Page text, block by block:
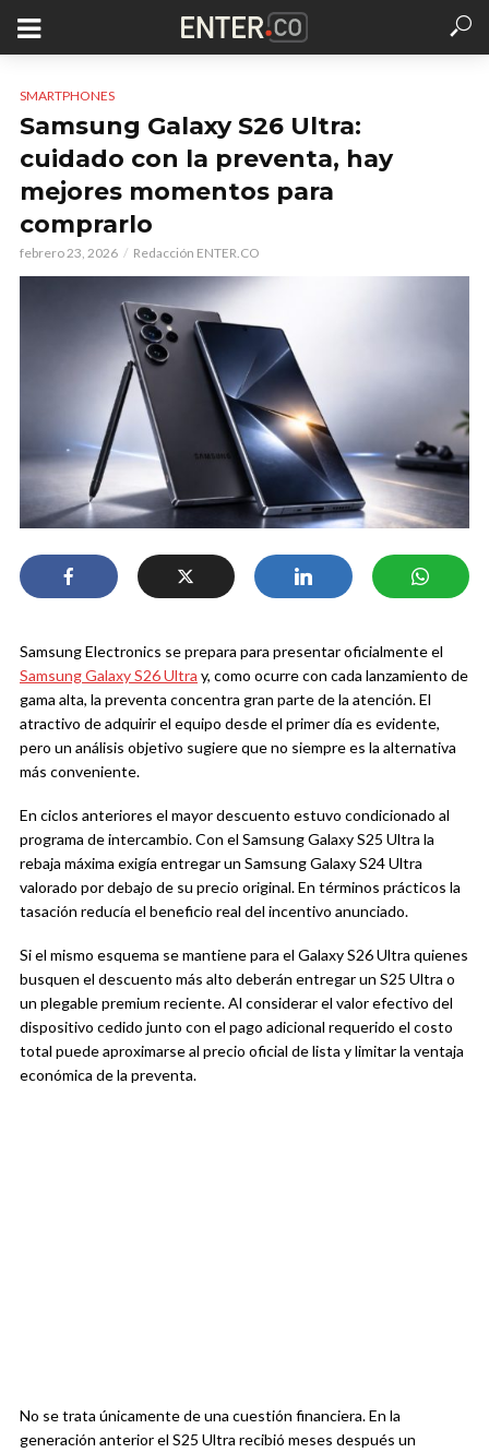
SMARTPHONES
Samsung Galaxy S26 Ultra:
cuidado con la preventa, hay
mejores momentos para
comprarlo
febrero 23, 2026 Redacción ENTER.CO
Samsung Electronics se prepara para presentar oficialmente el
Samsung Galaxy S26 Ultra y, como ocurre con cada lanzamiento de
gama alta, la preventa concentra gran parte de la atención. El
atractivo de adquirir el equipo desde el primer día es evidente,
pero un análisis objetivo sugiere que no siempre es la alternativa
más conveniente.
En ciclos anteriores el mayor descuento estuvo condicionado al
programa de intercambio. Con el Samsung Galaxy S25 Ultra la
rebaja máxima exigía entregar un Samsung Galaxy S24 Ultra
valorado por debajo de su precio original. En términos prácticos la
tasación reducía el beneficio real del incentivo anunciado.
Si el mismo esquema se mantiene para el Galaxy S26 Ultra quienes
busquen el descuento más alto deberán entregar un S25 Ultra o
un plegable premium reciente. Al considerar el valor efectivo del
dispositivo cedido junto con el pago adicional requerido el costo
total puede aproximarse al precio oficial de lista y limitar la ventaja
económica de la preventa.
No se trata únicamente de una cuestión financiera. En la
generación anterior el S25 Ultra recibió meses después un